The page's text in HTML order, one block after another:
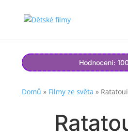
Hodnocení:
Domů » Filmy ze světa »